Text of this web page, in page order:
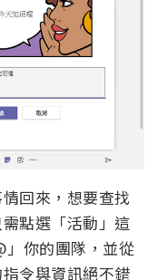
回來，想要查找
點選「活動」這
」你的團隊，並從
令與資訊絕不錯